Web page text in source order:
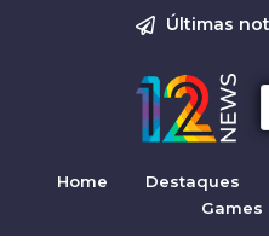
Últimas
Home Destaques
Games